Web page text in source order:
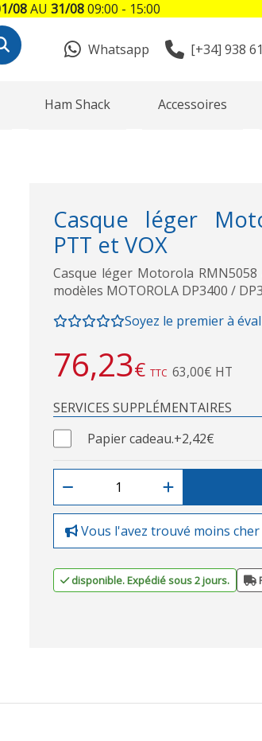
Whatsapp [+34] 938
Ham Shack Accessoires
Casque léger
PTT et VOX
Casque léger Motorola RMN5058
modèles MOTOROLA DP3400 /
Soyez le premier à
76,23€ TTC 63,00€ HT
SERVICES SUPPLÉMENTAIRES
Papier cadeau.+2,42€
Vous l'avez trouvé moins cher
disponible. Expédié sous 2 jours.
08AU 31/0809:00 - 15:00